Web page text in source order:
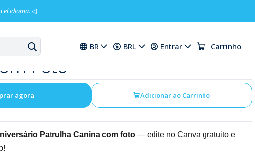
BR BRL Entrar Carrinho
el idioma. ◁
Aniversário Patrulha
Foto
Adicionar ao Carrinho
agora
Patrulha Canina com foto — edite no Canva gratuito e